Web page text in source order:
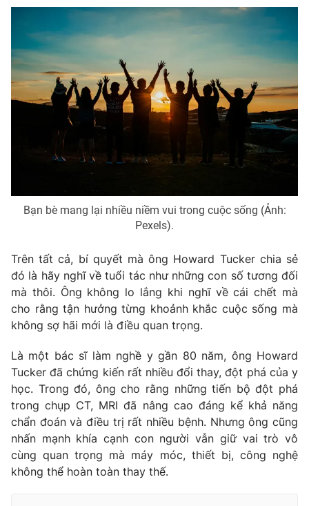
Bạn bè mang lại nhiều niềm vui trong cuộc sống (Ảnh:
Pexels).
Trên tất cả, bí quyết mà ông Howard Tucker chia sẻ
đó là hãy nghĩ về tuổi tác như những con số tương đối
mà thôi. Ông không lo lắng khi nghĩ về cái chết mà
cho rằng tận hưởng từng khoảnh khắc cuộc sống mà
không sợ hãi mới là điều quan trọng.
Là một bác sĩ làm nghề y gần 80 năm, ông Howard
Tucker đã chứng kiến rất nhiều đổi thay, đột phá của y
học. Trong đó, ông cho rằng những tiến bộ đột phá
trong chụp CT, MRI đã nâng cao đáng kể khả năng
chẩn đoán và điều trị rất nhiều bệnh. Nhưng ông cũng
nhấn mạnh khía cạnh con người vẫn giữ vai trò vô
cùng quan trọng mà máy móc, thiết bị, công nghệ
không thể hoàn toàn thay thế.